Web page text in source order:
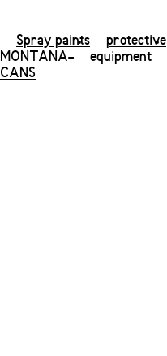
Spray paints
MONTANA-
CANS
protective
equipment